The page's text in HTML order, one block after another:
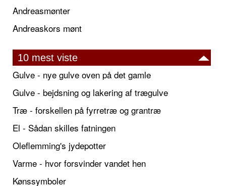
Andreasmønter
Andreaskors mønt
10 mest viste
Gulve - nye gulve oven på det gamle
Gulve - bejdsning og lakering af trægulve
Træ - forskellen på fyrretræ og grantræ
El - Sådan skilles fatningen
Oleflemming's jydepotter
Varme - hvor forsvinder vandet hen
Kønssymboler